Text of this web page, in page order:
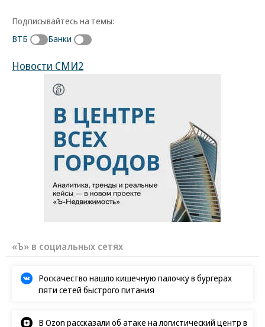
Подписывайтесь на темы:
ВТБ
Банки
Новости СМИ2
«Ъ» в социальных сетях
Роскачество нашло кишечную палочку в бургерах
пяти сетей быстрого питания
В Ozon рассказали об атаке на логистический центр в